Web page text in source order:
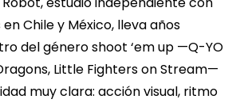
Chile y México, lleva años
del género shoot ‘em up —Q-YO
Little Fighters on Stream—
muy clara: acción visual, ritmo